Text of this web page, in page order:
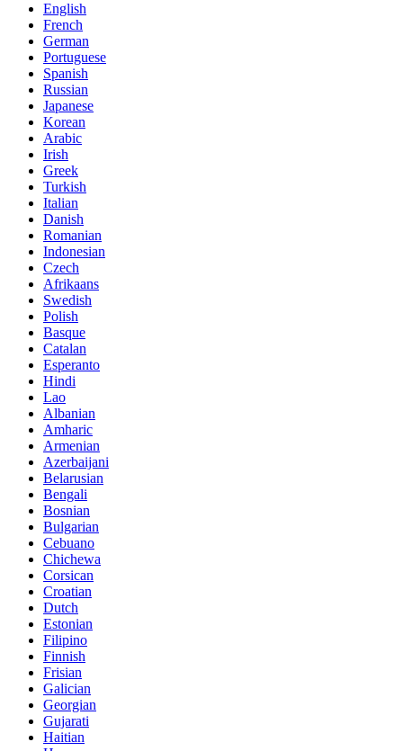
English
French
German
Portuguese
Spanish
Russian
Japanese
Korean
Arabic
Irish
Greek
Turkish
Italian
Danish
Romanian
Indonesian
Czech
Afrikaans
Swedish
Polish
Basque
Catalan
Esperanto
Hindi
Lao
Albanian
Amharic
Armenian
Azerbaijani
Belarusian
Bengali
Bosnian
Bulgarian
Cebuano
Chichewa
Corsican
Croatian
Dutch
Estonian
Filipino
Finnish
Frisian
Galician
Georgian
Gujarati
Haitian